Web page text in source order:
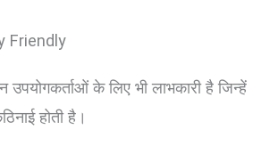
Friendly
के लिए भी लाभकारी है जिन्हें
होती है।